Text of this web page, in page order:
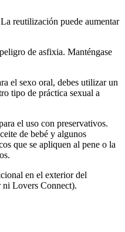
reutilización puede aumentar
de asfixia. Manténgase
el sexo oral, debes utilizar un
tipo de práctica sexual a
el uso con preservativos.
de bebé y algunos
que se apliquen al pene o la
en el exterior del
ni Lovers Connect).